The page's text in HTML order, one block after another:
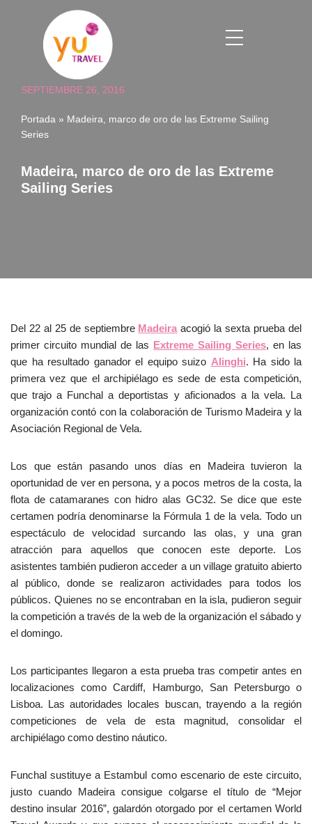
contenido
SEPTIEMBRE 26, 2016
Portada » Madeira, marco de oro de las Extreme Sailing
Series
Madeira, marco de oro de las Extreme
Sailing Series
Del 22 al 25 de septiembre Madeira acogió la sexta prueba del
primer circuito mundial de las Extreme Sailing Series, en las
que ha resultado ganador el equipo suizo Alinghi. Ha sido la
primera vez que el archipiélago es sede de esta competición,
que trajo a Funchal a deportistas y aficionados a la vela. La
organización contó con la colaboración de Turismo Madeira y la
Asociación Regional de Vela.
Los que están pasando unos días en Madeira tuvieron la
oportunidad de ver en persona, y a pocos metros de la costa, la
flota de catamaranes con hidro alas GC32. Se dice que este
certamen podría denominarse la Fórmula 1 de la vela. Todo un
espectáculo de velocidad surcando las olas, y una gran
atracción para aquellos que conocen este deporte. Los
asistentes también pudieron acceder a un village gratuito abierto
al público, donde se realizaron actividades para todos los
públicos. Quienes no se encontraban en la isla, pudieron seguir
la competición a través de la web de la organización el sábado y
el domingo.
Los participantes llegaron a esta prueba tras competir antes en
localizaciones como Cardiff, Hamburgo, San Petersburgo o
Lisboa. Las autoridades locales buscan, trayendo a la región
competiciones de vela de esta magnitud, consolidar el
archipiélago como destino náutico.
Funchal sustituye a Estambul como escenario de este circuito,
justo cuando Madeira consigue colgarse el título de “Mejor
destino insular 2016”, galardón otorgado por el certamen World